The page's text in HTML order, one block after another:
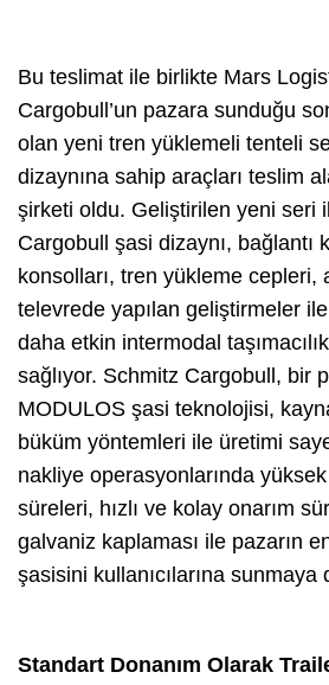
Bu teslimat ile birlikte Mars
Cargobull’un pazara sunduğu
olan yeni tren yüklemeli tenteli
dizaynına sahip araçları teslim
şirketi oldu. Geliştirilen yeni seri
Cargobull şasi dizaynı, bağlantı
konsolları, tren yükleme cepleri,
televrede yapılan geliştirmeler ile
daha etkin intermodal
sağlıyor. Schmitz Cargobull, bir
MODULOS şasi teknolojisi,
büküm yöntemleri ile üretimi
nakliye operasyonlarında
süreleri, hızlı ve kolay onarım
galvaniz kaplaması ile pazarın
şasisini kullanıcılarına sunmaya
Standart Donanım Olarak